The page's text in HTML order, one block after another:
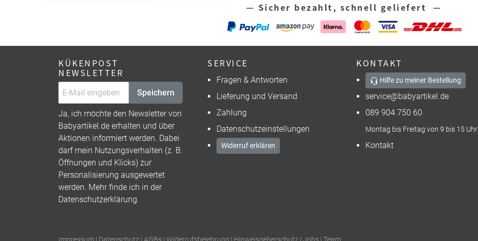
— Sicher bezahlt, schnell geliefert —
KÜKENPOST
NEWSLETTER
Speichern
Ja, ich möchte den Newsletter von
Babyartikel.de erhalten und über
Aktionen informiert werden. Dabei
darf mein Nutzungsverhalten (z. B.
Öffnungen und Klicks) zur
Personalisierung ausgewertet
werden. Mehr finde ich in der
Datenschutzerklärung.
SERVICE
Fragen & Antworten
Lieferung und Versand
Zahlung
Datenschutzeinstellungen
Widerruf erklären
KONTAKT
Hilfe zu meiner Bestellung
service@babyartikel.de
089 904 750 60
Montag bis Freitag von 9 bis 15 Uhr
Kontakt